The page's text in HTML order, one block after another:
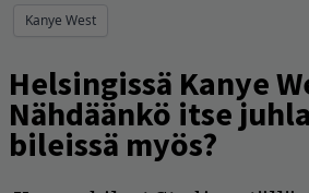
Kanye West
Helsingissä Kanye
Nähdäänkö itse
bileissä myös?